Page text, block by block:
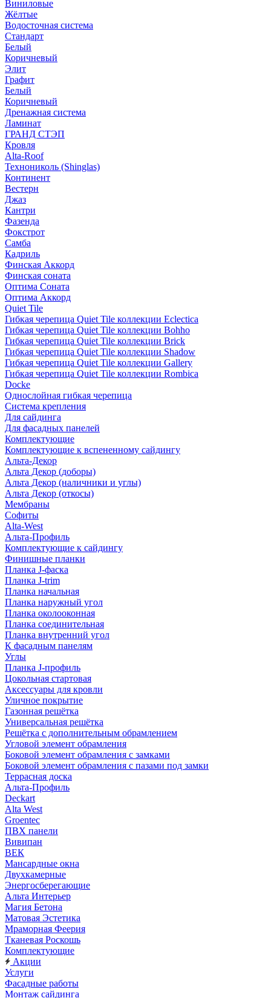
Виниловые
Жёлтые
Водосточная система
Стандарт
Белый
Коричневый
Элит
Графит
Белый
Коричневый
Дренажная система
Ламинат
ГРАНД СТЭП
Кровля
Alta-Roof
Технониколь (Shinglas)
Континент
Вестерн
Джаз
Кантри
Фазенда
Фокстрот
Самба
Кадриль
Финская Аккорд
Финская соната
Оптима Соната
Оптима Аккорд
Quiet Tile
Гибкая черепица Quiet Tile коллекции Eclectica
Гибкая черепица Quiet Tile коллекции Bohho
Гибкая черепица Quiet Tile коллекции Brick
Гибкая черепица Quiet Tile коллекции Shadow
Гибкая черепица Quiet Tile коллекции Gallery
Гибкая черепица Quiet Tile коллекции Rombica
Docke
Однослойная гибкая черепица
Система крепления
Для сайдинга
Для фасадных панелей
Комплектующие
Комплектующие к вспененному сайдингу
Альта-Декор
Альта Декор (доборы)
Альта Декор (наличники и углы)
Альта Декор (откосы)
Мембраны
Софиты
Alta-West
Альта-Профиль
Комплектующие к сайдингу
Финишные планки
Планка J-фаска
Планка J-trim
Планка начальная
Планка наружный угол
Планка околооконная
Планка соединительная
Планка внутренний угол
К фасадным панелям
Углы
Планка J-профиль
Цокольная стартовая
Аксессуары для кровли
Уличное покрытие
Газонная решётка
Универсальная решётка
Решётка с дополнительным обрамлением
Угловой элемент обрамления
Боковой элемент обрамления с замками
Боковой элемент обрамления с пазами под замки
Террасная доска
Альта-Профиль
Deckart
Alta West
Groentec
ПВХ панели
Вивипан
ВЕК
Мансардные окна
Двухкамерные
Энергосберегающие
Альта Интерьер
Магия Бетона
Матовая Эстетика
Мраморная Феерия
Тканевая Роскошь
Комплектующие
Акции
Услуги
Фасадные работы
Монтаж сайдинга